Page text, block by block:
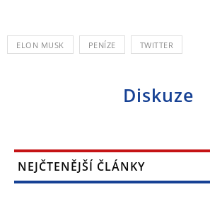
ELON MUSK PENÍZE TWITTER
Diskuze
NEJČTENĚJŠÍ ČLÁNKY